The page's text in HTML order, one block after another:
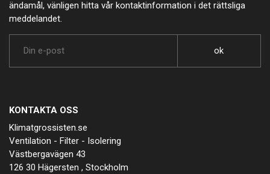
ändamål, vänligen hitta vår kontaktinformation i det rättsliga
meddelandet.
KONTAKTA OSS
Klimatgrossisten.se
Ventilation - Filter - Isolering
Västbergavägen 43
126 30 Hägersten , Stockholm